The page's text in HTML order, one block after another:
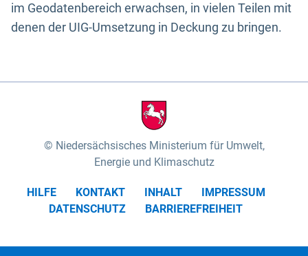
im Geodatenbereich erwachsen, in vielen Teilen mit
denen der UIG-Umsetzung in Deckung zu bringen.
Niedersächsisches Ministerium für Umwelt,
Energie und Klimaschutz
HILFE KONTAKT INHALT
IMPRESSUM
DATENSCHUTZ
BARRIEREFREIHEIT